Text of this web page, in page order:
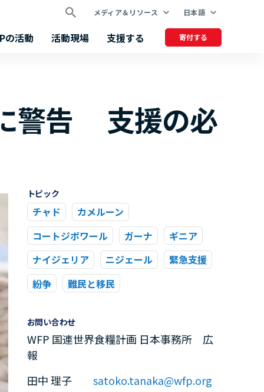
メディア＆リソース 日本語
の活動 活動現場 支援する 寄付する
警告 支援の必
トピック
チャド
カメルーン
コートジボワール
ガーナ
ギニア
ナイジェリア
ニジェール
緊急支援
紛争
難民と移民
お問い合わせ
WFP 国連世界食糧計画 日本事務所 広
報
田中 理子 satoko.tanaka@wfp.org